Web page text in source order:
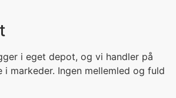
i eget depot, og vi handler på
markeder. Ingen mellemled og fuld